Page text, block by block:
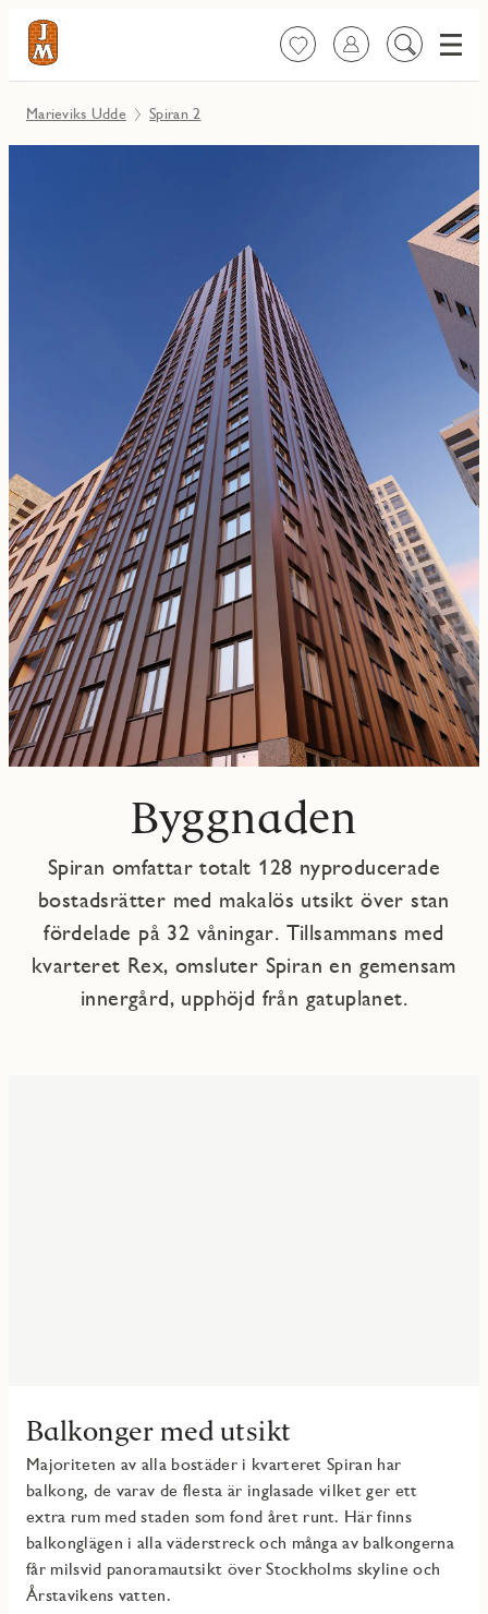
FavoriterLogga in
Sök
Meny
Marieviks Udde Spiran 2
Byggnaden
Spiran omfattar totalt 128 nyproducerade
bostadsrätter med makalös utsikt över stan
fördelade på 32 våningar. Tillsammans med
kvarteret Rex, omsluter Spiran en gemensam
innergård, upphöjd från gatuplanet.
Balkonger med utsikt
Majoriteten av alla bostäder i kvarteret Spiran har
balkong, de varav de flesta är inglasade vilket ger ett
extra rum med staden som fond året runt. Här finns
balkonglägen i alla väderstreck och många av balkongerna
får milsvid panoramautsikt över Stockholms skyline och
Årstavikens vatten.